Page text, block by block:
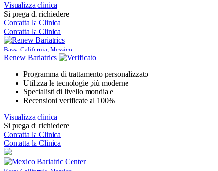
Visualizza clinica
Si prega di richiedere
Contatta la Clinica
Contatta la Clinica
Bassa California, Messico
Renew Bariatrics
Programma di trattamento personalizzato
Utilizza le tecnologie più moderne
Specialisti di livello mondiale
Recensioni verificate al 100%
Visualizza clinica
Si prega di richiedere
Contatta la Clinica
Contatta la Clinica